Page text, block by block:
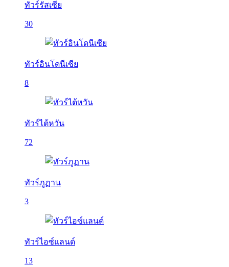
ทัวร์รัสเซีย
30
ทัวร์อินโดนีเซีย
8
ทัวร์ไต้หวัน
72
ทัวร์ภูฏาน
3
ทัวร์ไอซ์แลนด์
13